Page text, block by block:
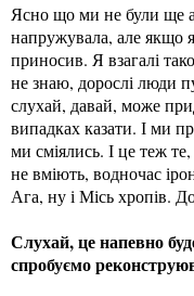
Ясно що ми не були ще
напружувала, але якщо я
приносив. Я взагалі
не знаю, дорослі люди
слухай, давай, може
випадках казати. І ми
ми сміялись. І це теж
не вміють, водночас
Ага, ну і Місь хропів.
Слухай, це напевно
спробуємо